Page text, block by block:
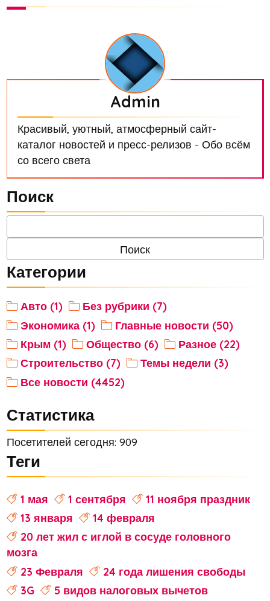
Admin
Красивый, уютный, атмосферный сайт-
каталог новостей и пресс-релизов - Обо всём
со всего света
Поиск
Категории
Авто (1)
Без рубрики (7)
Экономика (1)
Главные новости (50)
Крым (1)
Общество (6)
Разное (22)
Строительство (7)
Темы недели (3)
Все новости (4452)
Статистика
Посетителей сегодня: 909
Теги
1 мая 1 сентября
11 ноября праздник
13 января
14 февраля
20 лет жил с иглой в сосуде головного
мозга
23 Февраля
24 года лишения свободы
3G
5 видов налоговых вычетов